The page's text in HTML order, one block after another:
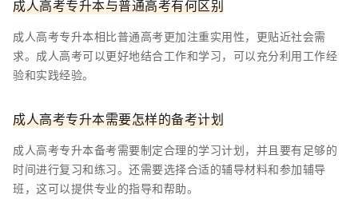
成人高考专升本与普通高考有何区别
成人高考专升本相比普通高考更加注重实用性，更贴近社会需
求。成人高考可以更好地结合工作和学习，可以充分利用工作经
验和实践经验。
成人高考专升本需要怎样的备考计划
成人高考专升本备考需要制定合理的学习计划，并且要有足够的
时间进行复习和练习。还需要选择合适的辅导材料和参加辅导
班，这可以提供专业的指导和帮助。